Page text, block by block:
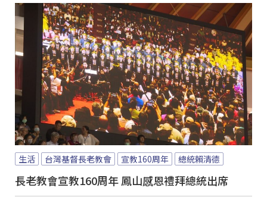
生活 台灣基督長老教會 宣教160周年 總統賴清德
長老教會宣教160周年 鳳山感恩禮拜總統出席